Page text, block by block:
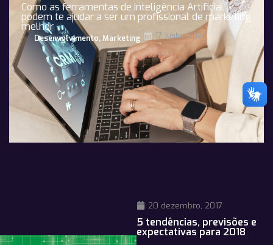
Como as ferramentas de Inteligência Artificial
podem te ajudar a ser um profissional de marketing
melhor
Desenvolvimento,Marketing 17 Junho, 2024
20 dezembro, 2017
5 tendências, previsões e
expectativas para 2018